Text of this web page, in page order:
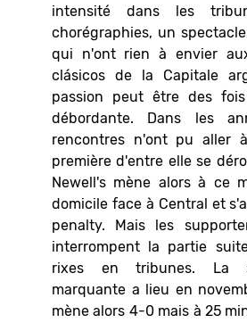
intensité dans les
chorégraphies, un
qui n'ont rien à envier
clásicos de la Capitale
passion peut être des
débordante. Dans les
rencontres n'ont pu aller
première d'entre elle se
Newell's mène alors à ce
domicile face à Central et
penalty. Mais les
interrompent la partie
rixes en tribunes. La
marquante a lieu en
mène alors 4-0 mais à 25